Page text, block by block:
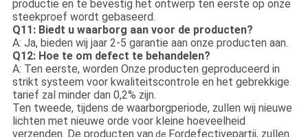
productie en te bevestig het ontwerp ten eerste op onze
steekproef wordt gebaseerd.
Q11: Biedt u waarborg aan voor de producten?
A: Ja, bieden wij jaar 2-5 garantie aan onze producten aan.
Q12: Hoe te om defect te behandelen?
A: Ten eerste, worden Onze producten geproduceerd in
strikt systeem voor kwaliteitscontrole en het gebrekkige
tarief zal minder dan 0,2% zijn.
Ten tweede, tijdens de waarborgperiode, zullen wij nieuwe
lichten met nieuwe orde voor kleine hoeveelheid
verzenden. De producten van de Fordefectivepartij, zullen